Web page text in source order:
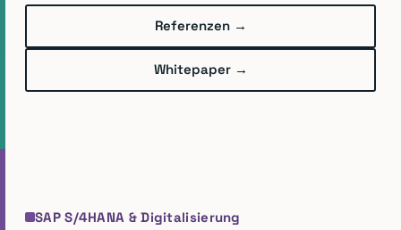
Referenzen →
Whitepaper →
SAP S/4HANA & Digitalisierung